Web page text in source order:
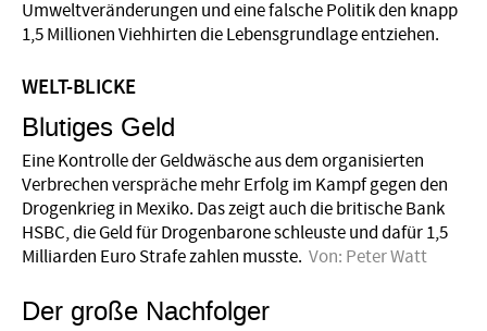
Umweltveränderungen und eine falsche Politik den knapp
1,5 Millionen Viehhirten die Lebensgrundlage entziehen.
WELT-BLICKE
Blutiges Geld
Eine Kontrolle der Geldwäsche aus dem organisierten
Verbrechen verspräche mehr Erfolg im Kampf gegen den
Drogenkrieg in Mexiko. Das zeigt auch die britische Bank
HSBC, die Geld für Drogenbarone schleuste und dafür 1,5
Milliarden Euro Strafe zahlen musste. Von: Peter Watt
Der große Nachfolger